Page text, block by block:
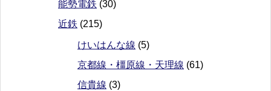
能勢電鉄 (30)
近鉄 (215)
けいはんな線 (5)
京都線・橿原線・天理線 (61)
信貴線 (3)